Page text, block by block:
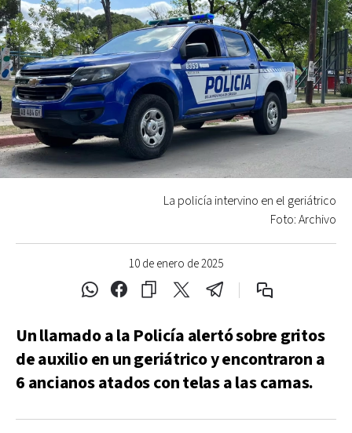
10 de enero de 2025
La policía intervino en el geriátrico
Foto: Archivo
Un llamado a la Policía alertó sobre gritos
de auxilio en un geriátrico y encontraron a
6 ancianos atados con telas a las camas.